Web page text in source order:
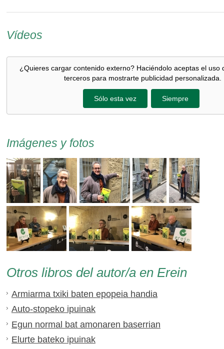
Vídeos
¿Quieres cargar contenido externo? Haciéndolo aceptas el uso
terceros para mostrarte publicidad personalizada.
Sólo esta vez Siempre
Imágenes y fotos
Otros libros del autor/a en Erein
Armiarma txiki baten epopeia handia
Auto-stopeko ipuinak
Egun normal bat amonaren baserrian
Elurte bateko ipuinak